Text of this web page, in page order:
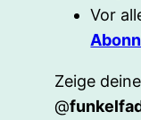
Vor
Zeige
@